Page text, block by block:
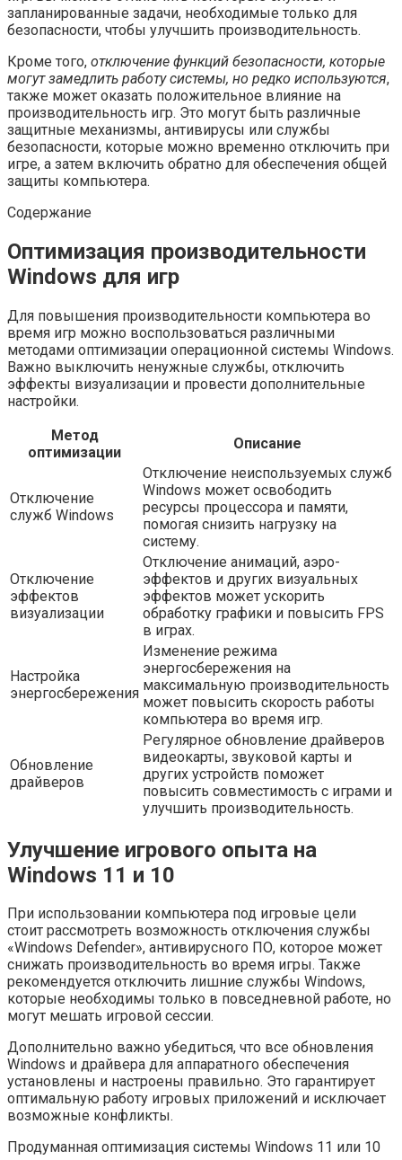
запланированные задачи, необходимые только для
безопасности, чтобы улучшить производительность.
Кроме того, отключение функций безопасности, которые
могут замедлить работу системы, но редко используются,
также может оказать положительное влияние на
производительность игр. Это могут быть различные
защитные механизмы, антивирусы или службы
безопасности, которые можно временно отключить при
игре, а затем включить обратно для обеспечения общей
защиты компьютера.
Содержание
Оптимизация производительности
Windows для игр
Для повышения производительности компьютера во
время игр можно воспользоваться различными
методами оптимизации операционной системы Windows.
Важно выключить ненужные службы, отключить
эффекты визуализации и провести дополнительные
настройки.
Метод
оптимизации
Описание
Отключение
служб Windows
Отключение неиспользуемых служб
Windows может освободить
ресурсы процессора и памяти,
помогая снизить нагрузку на
систему.
Отключение
эффектов
визуализации
Отключение анимаций, аэро-
эффектов и других визуальных
эффектов может ускорить
обработку графики и повысить FPS
в играх.
Настройка
энергосбережения
Изменение режима
энергосбережения на
максимальную производительность
может повысить скорость работы
компьютера во время игр.
Обновление
драйверов
Регулярное обновление драйверов
видеокарты, звуковой карты и
других устройств поможет
повысить совместимость с играми и
улучшить производительность.
Улучшение игрового опыта на
Windows 11 и 10
При использовании компьютера под игровые цели
стоит рассмотреть возможность отключения службы
«Windows Defender», антивирусного ПО, которое может
снижать производительность во время игры. Также
рекомендуется отключить лишние службы Windows,
которые необходимы только в повседневной работе, но
могут мешать игровой сессии.
Дополнительно важно убедиться, что все обновления
Windows и драйвера для аппаратного обеспечения
установлены и настроены правильно. Это гарантирует
оптимальную работу игровых приложений и исключает
возможные конфликты.
Продуманная оптимизация системы Windows 11 или 10